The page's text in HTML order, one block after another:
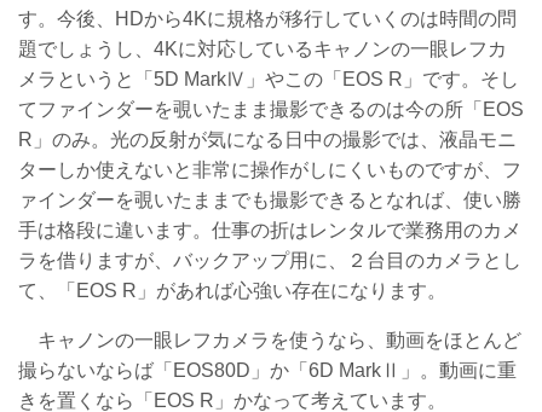
す。今後、HDから4Kに規格が移行していくのは時間の問
題でしょうし、4Kに対応しているキャノンの一眼レフカ
メラというと「5D MarkⅣ」やこの「EOS R」です。そし
てファインダーを覗いたまま撮影できるのは今の所「EOS
R」のみ。光の反射が気になる日中の撮影では、液晶モニ
ターしか使えないと非常に操作がしにくいものですが、フ
ァインダーを覗いたままでも撮影できるとなれば、使い勝
手は格段に違います。仕事の折はレンタルで業務用のカメ
ラを借りますが、バックアップ用に、２台目のカメラとし
て、「EOS R」があれば心強い存在になります。
キャノンの一眼レフカメラを使うなら、動画をほとんど
撮らないならば「EOS80D」か「6D MarkⅡ」。動画に重
きを置くなら「EOS R」かなって考えています。